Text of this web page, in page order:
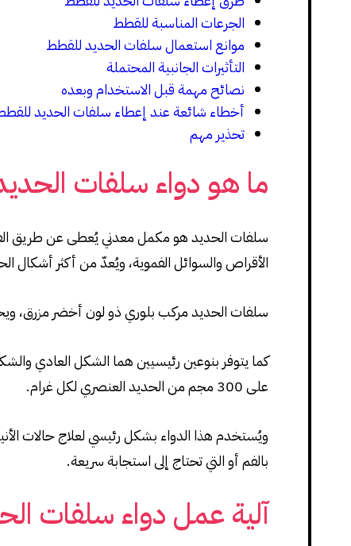
الجرعات المناسبة للقطط
موانع استعمال سلفات الحديد للقطط
التأثيرات الجانبية المحتملة
نصائح مهمة قبل الاستخدام وبعده
أخطاء شائعة عند إعطاء سلفات الحديد
تحذير مهم
ما هو دواء سلفات
سلفات الحديد هو مكمل معدني يُعطى عن طريق
الأقراص والسوائل الفموية، ويُعدّ من أكثر أشكال
سلفات الحديد مركب بلوري ذو لون أخضر مزرق،
على 300 مجم من الحديد العنصري لكل غرام.
بالفم أو التي تحتاج إلى استجابة سريعة.
آلية عمل دواء سلفات